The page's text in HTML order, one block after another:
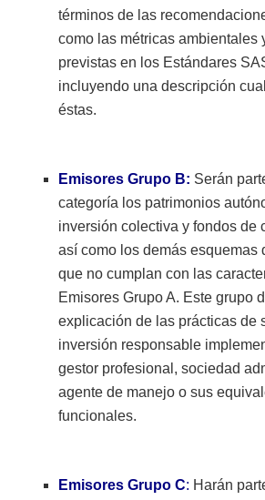
términos de las
como las métricas ambientales
previstas en los Estándares
incluyendo una descripción
éstas.
Emisores Grupo B: Serán
categoría los patrimonios
inversión colectiva y fondos de
así como los demás esquemas
que no cumplan con las
Emisores Grupo A. Este grupo
explicación de las prácticas de
inversión responsable
gestor profesional, sociedad
agente de manejo o sus
funcionales.
Emisores Grupo C: Harán